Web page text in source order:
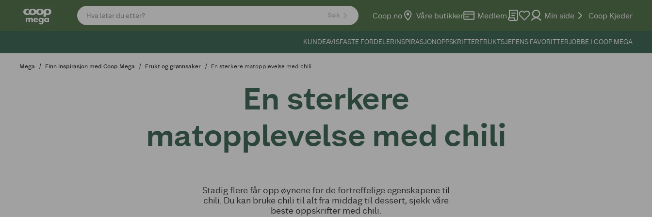
Søk Coop.no Våre butikker Medlem Min side Coop Kjeder
KUNDEAVISFASTE FORDELERINSPIRASJONOPPSKRIFTERFRUKTSJEFENS FAVORITTERJOBBE I COOP MEGA
Mega Finn inspirasjon med Coop Mega Frukt og grønnsaker En sterkere matopplevelse med chili
En sterkere
matopplevelse med chili
Stadig flere får opp øynene for de fortreffelige egenskapene til
chili. Du kan bruke chili til alt fra middag til dessert, sjekk våre
beste oppskrifter med chili.